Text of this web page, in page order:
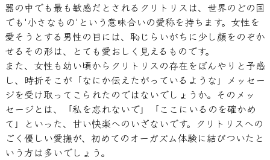
器の中でも最も敏感だとされるクリトリスは、世界のどの国
でも'小さなもの'という意味合いの愛称を持ちます。女性を
愛そうとする男性の目には、恥じらいがちに少し顔をのぞか
せるその形は、とても愛おしく見えるものです。
また、女性も幼い頃からクリトリスの存在をぼんやりと予感
し、時折そこが「なにか伝えたがっているような」メッセー
ジを受け取ってこられたのではないでしょうか。そのメッ
セージとは、「私を忘れないで」「ここにいるのを確かめ
て」といった、甘い快楽へのいざないです。クリトリスへの
ごく優しい愛撫が、初めてのオーガズム体験に結びついたと
いう方は多いでしょう。